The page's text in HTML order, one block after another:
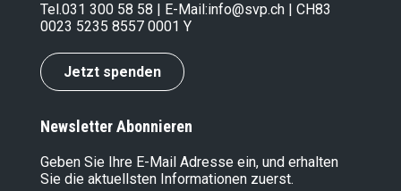
Tel.031 300 58 58 | E-Mail:info@svp.ch | CH83
0023 5235 8557 0001 Y
Jetzt spenden
Newsletter Abonnieren
Geben Sie Ihre E-Mail Adresse ein, und erhalten
Sie die aktuellsten Informationen zuerst.